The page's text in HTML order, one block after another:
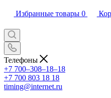
Избранные товары 0
Телефоны
+7 700‒308‒18‒18
+7 700 803 18 18
timing@internet.ru